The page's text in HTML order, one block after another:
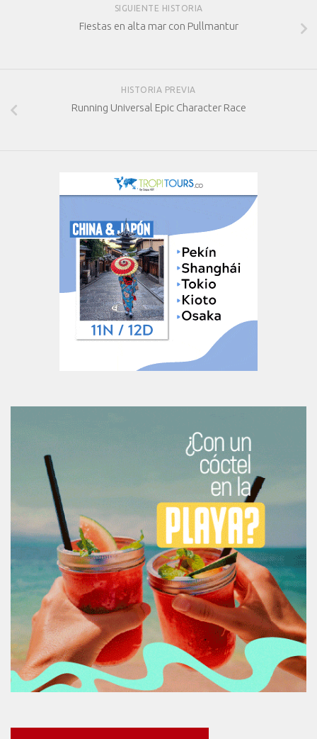
SIGUIENTE HISTORIA
Fiestas en alta mar con Pullmantur
HISTORIA PREVIA
Running Universal Epic Character Race